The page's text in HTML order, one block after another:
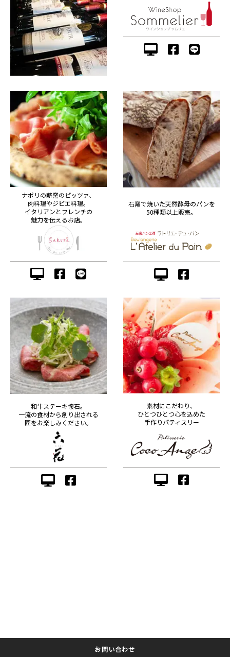
ナポリの薪窯のピッツァ、
肉料理やジビエ料理。
イタリアンとフレンチの
魅力を伝えるお店。
石窯で焼いた天然酵母のパンを
50種類以上販売。
和牛ステーキ懐石。
一流の食材から創り出される
匠をお楽しみください。
素材にこだわり、
ひとつひとつ心を込めた
手作りパティスリー
お問い合わせ